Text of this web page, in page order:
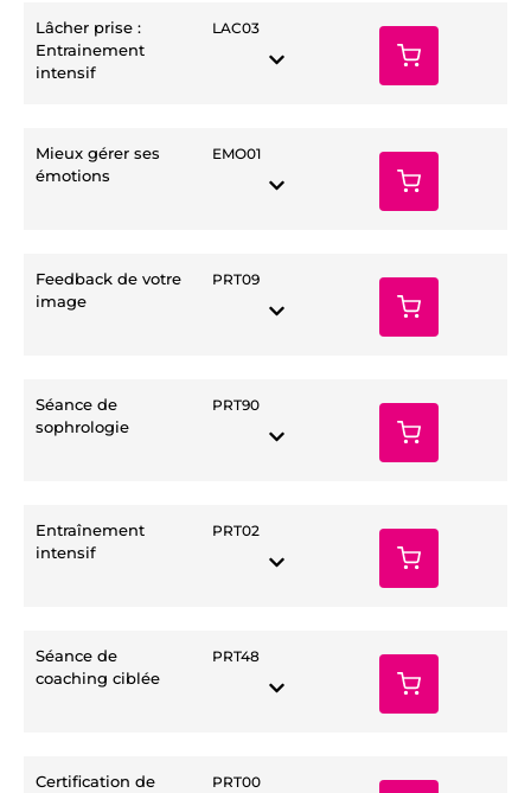
Lâcher prise :
Entrainement
intensif
LAC03
Mieux gérer ses
émotions
EMO01
Feedback de votre
image
PRT09
Séance de
sophrologie
PRT90
Entraînement
intensif
PRT02
Séance de
coaching ciblée
PRT48
Certification de
PRT00